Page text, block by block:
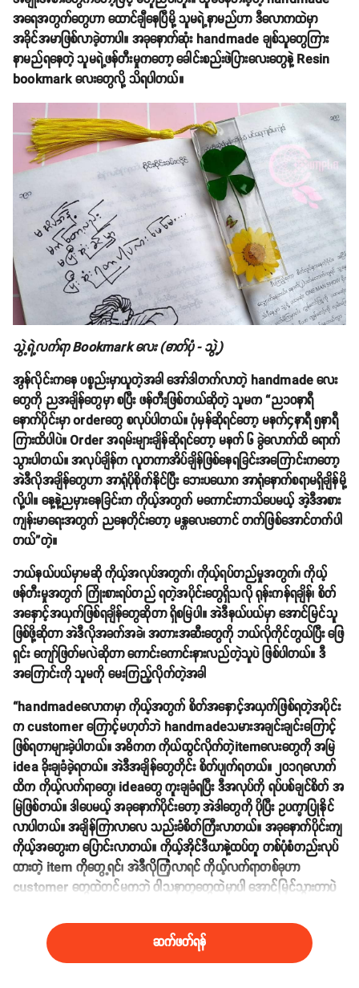
အရေအတွက်တွေဟာ ထောင်ချီနေပြီမို့ သူမရဲ့နာမည်ဟာ ဒီလောကထဲမှာ
အခိုင်အမာဖြစ်လာခဲ့တာပါ။ အခုနောက်ဆုံး handmade ချစ်သူတွေကြား
နာမည်ရနေတဲ့ သူမရဲ့ဖန်တီးမှုကတော့ ခေါင်းစည်းဖဲပြားလေးတွေနဲ့ Resin
bookmark လေးတွေလို့ သိရပါတယ်။
သွဲ့ရဲ့လက်ရာ Bookmark လေး (ဓာတ်ပုံ - သွဲ့)
အွန်လိုင်းကနေ ပစ္စည်းမှာယူတဲ့အခါ အော်ဒါတက်လာတဲ့ handmade လေး
တွေကို ညအချိန်တွေမှာ စပြီး ဖန်တီးဖြစ်တယ်ဆိုတဲ့ သူမက “ည၁၀နာရီ
နောက်ပိုင်းမှာ orderတွေ စလုပ်ပါတယ်။ ပုံမှန်ဆိုရင်တော့ မနက်၄နာရီ ၅နာရီ
ကြားထိပါပဲ။ Order အရမ်းများချိန်ဆိုရင်တော့ မနက် ၆ ခွဲလောက်ထိ ရောက်
သွားပါတယ်။ အလုပ်ချိန်က လူတကာအိပ်ချိန်ဖြစ်နေရခြင်းအကြောင်းကတော့
အဲဒီလိုအချိန်တွေဟာ အာရုံပိုစိုက်နိုင်ပြီး ဘေးပယောဂ အာရုံနောက်စရာမရှိချိန်မို့
လို့ပါ။ နေ့နဲ့ညမှားနေခြင်းက ကိုယ့်အတွက် မကောင်းတာသိပေမယ့် အဲ့ဒီအစား
ကျန်းမာရေးအတွက် ညနေတိုင်းတော့ မန္တလေးတောင် တက်ဖြစ်အောင်တက်ပါ
တယ်”တဲ့။
ဘယ်နယ်ပယ်မှာမဆို ကိုယ့်အလုပ်အတွက်၊ ကိုယ့်ရပ်တည်မှုအတွက်၊ ကိုယ့်
ဖန်တီးမှုအတွက် ကြိုးစားရပ်တည် ရတဲ့အပိုင်းတွေရှိသလို ရုန်းကန်ရချိန်၊ စိတ်
အနှောင့်အယှက်ဖြစ်ရချိန်တွေဆိုတာ ရှိစမြဲပါ။ အဲဒီနယ်ပယ်မှာ အောင်မြင်သူ
ဖြစ်ဖို့ဆိုတာ အဲဒီလိုအခက်အခဲ၊ အတားအဆီးတွေကို ဘယ်လိုကိုင်တွယ်ပြီး ဖြေ
ရှင်း ကျော်ဖြတ်မလဲဆိုတာ ကောင်းကောင်းနားလည်တဲ့သူပဲ ဖြစ်ပါတယ်။ ဒီ
အကြောင်းကို သူမကို မေးကြည့်လိုက်တဲ့အခါ
“handmadeလောကမှာ ကိုယ့်အတွက် စိတ်အနှောင့်အယှက်ဖြစ်ရတဲ့အပိုင်း
က customer ကြောင့်မဟုတ်ဘဲ handmadeသမားအချင်းချင်းကြောင့်
ဖြစ်ရတာများခဲ့ပါတယ်။ အဓိကက ကိုယ်ထွင်လိုက်တဲ့itemလေးတွေကို အမြဲ
idea ခိုးချခံခဲ့ရတယ်။ အဲဒီအချိန်တွေတိုင်း စိတ်ပျက်ရတယ်။ ၂၀၁၇လောက်
ထိက ကိုယ့်လက်ရာတွေ၊ ideaတွေ ကူးချခံရပြီး ဒီအလုပ်ကို ရပ်ပစ်ချင်စိတ် အ
မြဲဖြစ်တယ်။ ဒါပေမယ့် အခုနောက်ပိုင်းတော့ အဲဒါတွေကို ပိုပြီး ဥပက္ခာပြုနိုင်
လာပါတယ်။ အချိန်ကြာလာလေ သည်းခံစိတ်ကြီးလာတယ်။ အခုနောက်ပိုင်းကျ
ကိုယ့်အတွေးက ပြောင်းလာတယ်။ ကိုယ့်အိုင်ဒီယာနဲ့ထပ်တူ တစ်ပုံစံတည်းလုပ်
ထားတဲ့ item ကိုတွေ့ရင်၊ အဲဒီလိုကြုံလာရင် ကိုယ့်လက်ရာတစ်ခုဟာ
customer တွေထဲတင်မကဘဲ ဝါသနာတူတွေထဲမှာပါ အောင်မြင်သွားတာပဲ
ဆက်ဖတ်ရန်